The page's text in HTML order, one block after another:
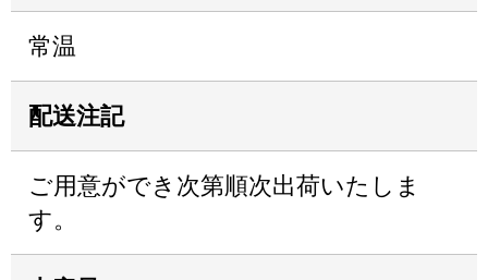
常温
配送注記
ご用意ができ次第順次出荷いたしま
す。